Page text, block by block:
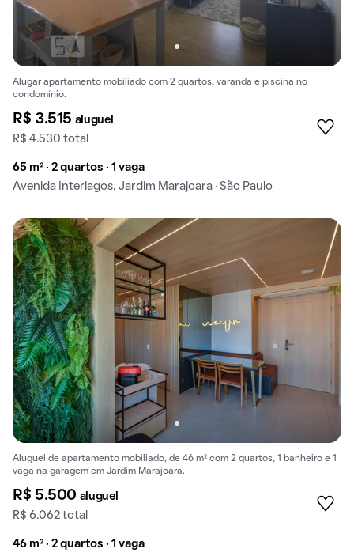
Alugar apartamento mobiliado com 2 quartos, varanda e piscina no
condomínio.
R$ 3.515 aluguel
R$ 4.530 total
65 m² · 2 quartos · 1 vaga
Avenida Interlagos, Jardim Marajoara · São Paulo
Aluguel de apartamento mobiliado, de 46 m² com 2 quartos, 1 banheiro e 1
vaga na garagem em Jardim Marajoara.
R$ 5.500 aluguel
R$ 6.062 total
46 m² · 2 quartos · 1 vaga